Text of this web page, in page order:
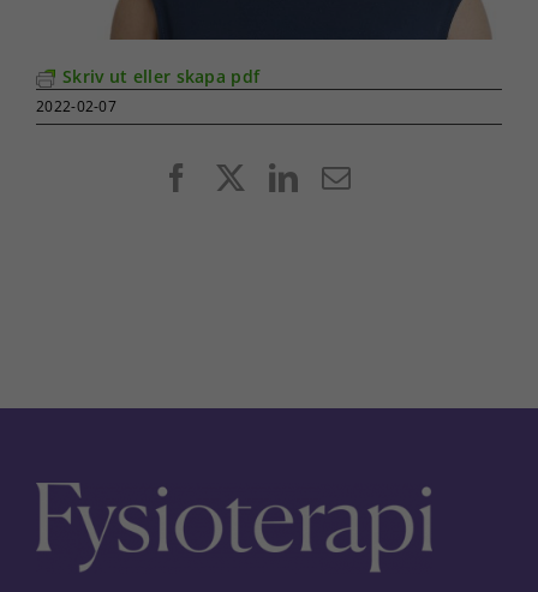
Skriv ut eller skapa pdf
2022-02-07
FacebookLinkedIn
E-